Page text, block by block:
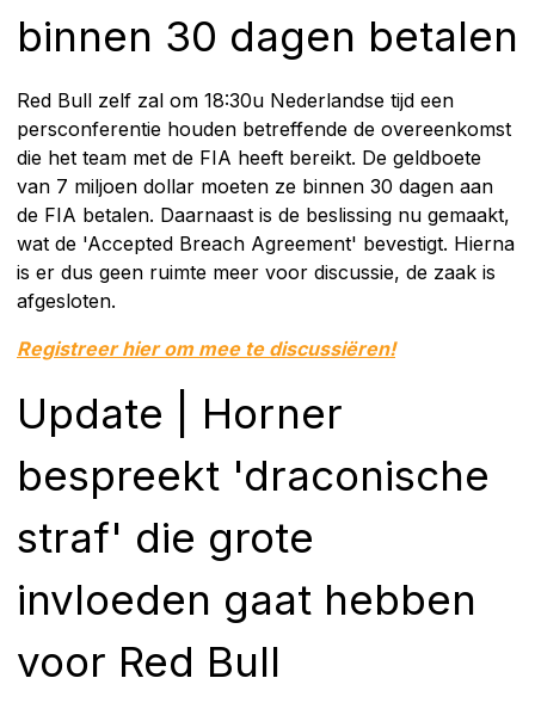
binnen 30 dagen betalen
Red Bull zelf zal om 18:30u Nederlandse tijd een
persconferentie houden betreffende de overeenkomst
die het team met de FIA heeft bereikt. De geldboete
van 7 miljoen dollar moeten ze binnen 30 dagen aan
de FIA betalen. Daarnaast is de beslissing nu gemaakt,
wat de 'Accepted Breach Agreement' bevestigt. Hierna
is er dus geen ruimte meer voor discussie, de zaak is
afgesloten.
Registreer hier om mee te discussiëren!
Update | Horner
bespreekt 'draconische
straf' die grote
invloeden gaat hebben
voor Red Bull